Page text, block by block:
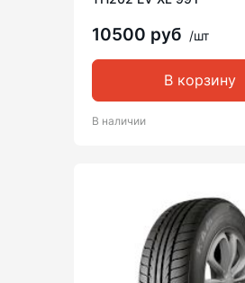
10500 руб /шт
В корзину
В наличии